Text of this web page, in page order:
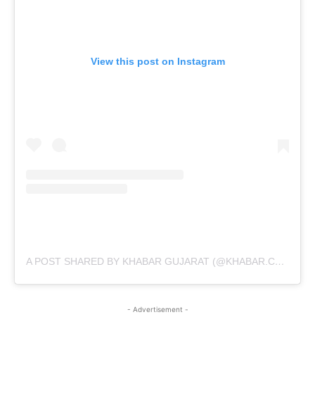
View this post on Instagram
A POST SHARED BY KHABAR GUJARAT (@KHABAR.COMMUNICATION)
- Advertisement -